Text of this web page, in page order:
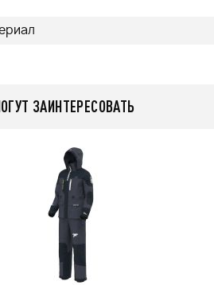
ЗАИНТЕРЕСОВАТЬ